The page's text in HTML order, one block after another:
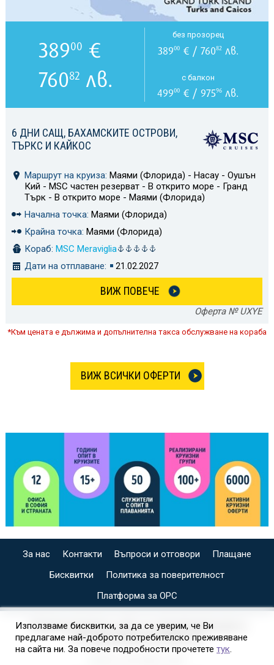
6 ДНИ САЩ, БАХАМСКИТЕ ОСТРОВИ,
ТЪРКС И КАЙКОС
Маршрут на круиза: Маями (Флорида) - Насау - Оушън
Кий - MSC частен резерват - В открито море - Гранд
Търк - В открито море - Маями (Флорида)
Начална точка: Маями (Флорида)
Крайна точка: Маями (Флорида)
Кораб: MSC Meraviglia
Дати на отплаване:
21.02.2027
ВИЖ ПОВЕЧЕ
Оферта № UXYE
38900 €
76082 лв.
без прозорец
38900€ / 76082лв.
с балкон
49900 € / 97596 лв.
*Към цената е дължима и допълнителна такса обслужване на кораба
ВИЖ ВСИЧКИ ОФЕРТИ
За нас Контакти Въпроси и отговори
Плащане
Бисквитки
Политика за поверителност
Платформа за ОРС
СПЕЦИАЛИЗИРАН САЙТ ЗА ИНДИВИДУАЛНИ И
ОРГАНИЗИРАНИ КРУИЗИ НА
Използваме бисквитки, за да се уверим, че Ви
предлагаме най-доброто потребителско преживяване
на сайта ни. За повече подробности прочетете тук.